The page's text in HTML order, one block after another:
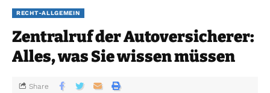
RECHT-ALLGEMEIN
Zentralruf der Autoversicherer:
Alles, was Sie wissen müssen
Share